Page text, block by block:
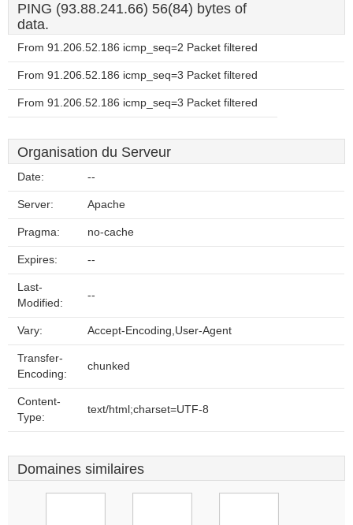
PING (93.88.241.66) 56(84) bytes of
data.
From 91.206.52.186 icmp_seq=2 Packet filtered
From 91.206.52.186 icmp_seq=3 Packet filtered
From 91.206.52.186 icmp_seq=3 Packet filtered
Organisation du Serveur
Date: --
Server: Apache
Pragma: no-cache
Expires: --
Last-
Modified:
--
Vary: Accept-Encoding,User-Agent
Transfer-
Encoding:
chunked
Content-
Type:
text/html;charset=UTF-8
Domaines similaires